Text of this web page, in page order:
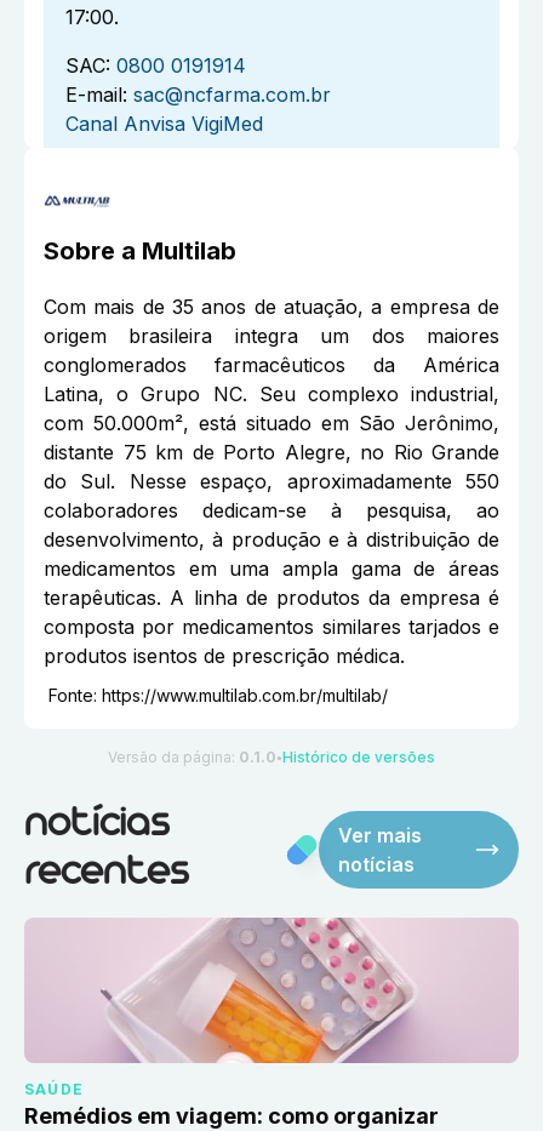
17:00.
SAC: 0800 0191914
E-mail: sac@ncfarma.com.br
Canal Anvisa VigiMed
Sobre a Multilab
Com mais de 35 anos de atuação, a empresa de
origem brasileira integra um dos maiores
conglomerados farmacêuticos da América
Latina, o Grupo NC. Seu complexo industrial,
com 50.000m², está situado em São Jerônimo,
distante 75 km de Porto Alegre, no Rio Grande
do Sul. Nesse espaço, aproximadamente 550
colaboradores dedicam-se à pesquisa, ao
desenvolvimento, à produção e à distribuição de
medicamentos em uma ampla gama de áreas
terapêuticas. A linha de produtos da empresa é
composta por medicamentos similares tarjados e
produtos isentos de prescrição médica.
Fonte: https://www.multilab.com.br/multilab/
Versão da página: 0.1.0 ●Histórico de versões
notícias
recentes
Ver mais
notícias
SAÚDE
Remédios em viagem: como organizar